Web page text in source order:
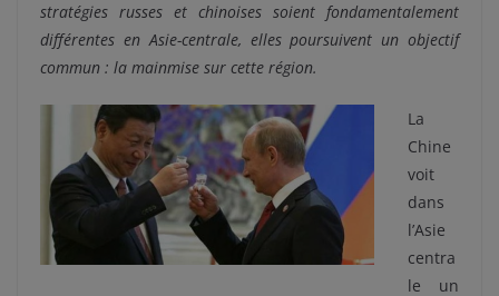
stratégies russes et chinoises soient fondamentalement
différentes en Asie-centrale, elles poursuivent un objectif
commun : la mainmise sur cette région.
La
Chine
voit
dans
l’Asie
centra
le un